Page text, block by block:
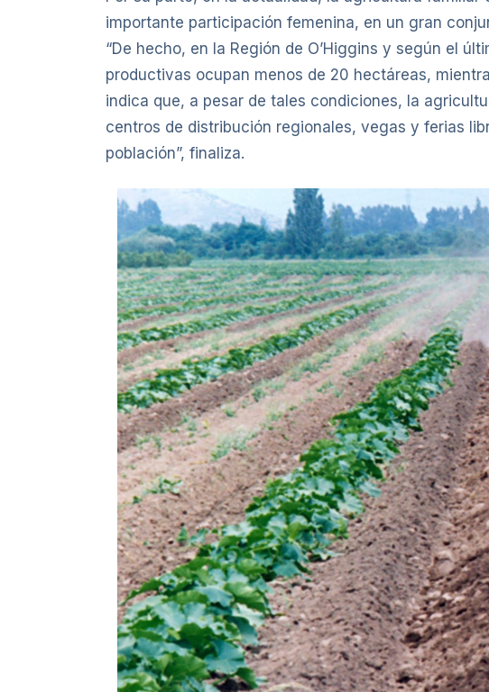
importante participación femenina, en un gran
“De hecho, en la Región de O’Higgins y según el
productivas ocupan menos de 20 hectáreas,
indica que, a pesar de tales condiciones, la
centros de distribución regionales, vegas y ferias
población”, finaliza.